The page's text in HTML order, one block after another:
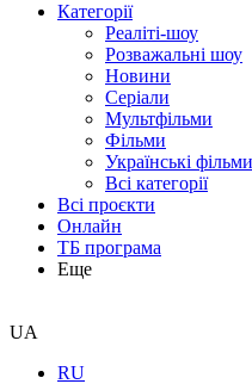
Категорії
Реаліті-шоу
Розважальні шоу
Новини
Серіали
Мультфільми
Фільми
Українські
Всі категорії
Всі проєкти
Онлайн
ТБ програма
Еще
UA
RU